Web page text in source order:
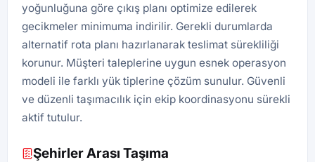
yoğunluğuna göre çıkış planı optimize edilerek
gecikmeler minimuma indirilir. Gerekli durumlarda
alternatif rota planı hazırlanarak teslimat sürekliliği
korunur. Müşteri taleplerine uygun esnek operasyon
modeli ile farklı yük tiplerine çözüm sunulur. Güvenli
ve düzenli taşımacılık için ekip koordinasyonu sürekli
aktif tutulur.
Şehirler Arası Taşıma